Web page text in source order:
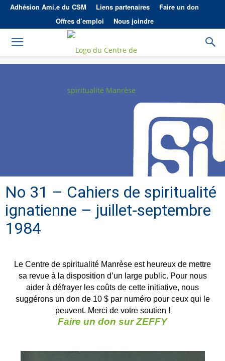
Adhésion Ami.e du CSM Liens partenaires
Faire un don
Offres d’emploi
Nous joindre
No 31 – Cahiers de spiritualité
ignatienne – juillet-septembre
1984
Le Centre de spiritualité Manrèse est heureux de mettre
sa revue à la disposition d’un large public. Pour nous
aider à défrayer les coûts de cette initiative, nous
suggérons un don de 10 $ par numéro pour ceux qui le
peuvent. Merci de votre soutien !
Faire un don sur ZEFFY